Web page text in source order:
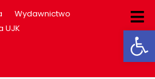
Wydawnictwo
UJK
dla użytkowników
na stronie